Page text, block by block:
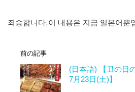
N
죄송합니다,이 내용은 지금 일본어뿐
前の記事
(日本語) 【丑の日
7月23日(土)】